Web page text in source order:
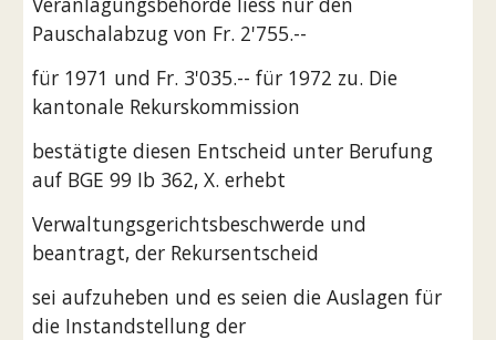
Pauschalabzug von Fr. 2'755.--
für 1971 und Fr. 3'035.-- für 1972 zu. Die
kantonale Rekurskommission
bestätigte diesen Entscheid unter Berufung
auf BGE 99 Ib 362, X. erhebt
Verwaltungsgerichtsbeschwerde und
beantragt, der Rekursentscheid
sei aufzuheben und es seien die Auslagen für
die Instandstellung der